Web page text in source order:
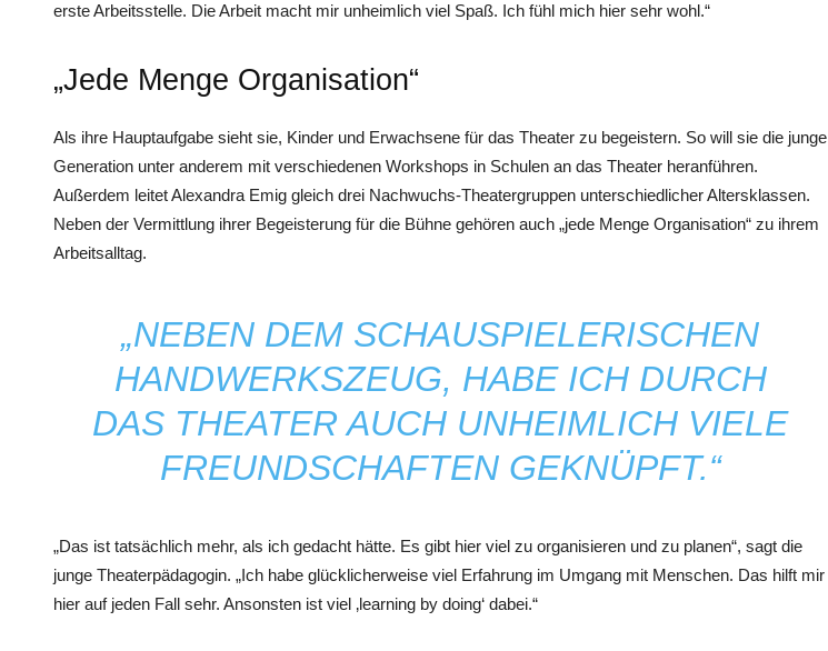
erste Arbeitsstelle. Die Arbeit macht mir unheimlich viel Spaß. Ich fühl mich hier sehr wohl.“
„Jede Menge Organisation“
Als ihre Hauptaufgabe sieht sie, Kinder und Erwachsene für das Theater zu begeistern. So will sie die junge
Generation unter anderem mit verschiedenen Workshops in Schulen an das Theater heranführen.
Außerdem leitet Alexandra Emig gleich drei Nachwuchs-Theatergruppen unterschiedlicher Altersklassen.
Neben der Vermittlung ihrer Begeisterung für die Bühne gehören auch „jede Menge Organisation“ zu ihrem
Arbeitsalltag.
„NEBEN DEM SCHAUSPIELERISCHEN
HANDWERKSZEUG, HABE ICH DURCH
DAS THEATER AUCH UNHEIMLICH VIELE
FREUNDSCHAFTEN GEKNÜPFT.“
„Das ist tatsächlich mehr, als ich gedacht hätte. Es gibt hier viel zu organisieren und zu planen“, sagt die
junge Theaterpädagogin. „Ich habe glücklicherweise viel Erfahrung im Umgang mit Menschen. Das hilft mir
hier auf jeden Fall sehr. Ansonsten ist viel ‚learning by doing‘ dabei.“